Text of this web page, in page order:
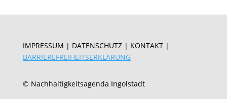
IMPRESSUM | DATENSCHUTZ| KONTAKT |
BARRIEREFREIHEITSERKLÄRUNG
© Nachhaltigkeitsagenda Ingolstadt